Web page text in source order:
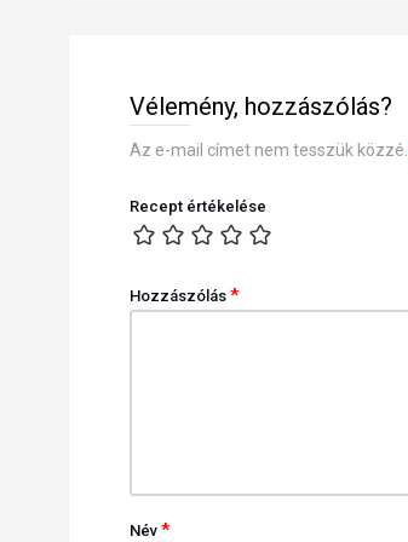
Vélemény, hozzászólás?
Az e-mail címet nem tesszük közzé.
Recept értékelése
Hozzászólás *
Név *